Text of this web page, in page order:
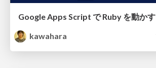
Google Apps Script で Ruby を動かす
kawahara